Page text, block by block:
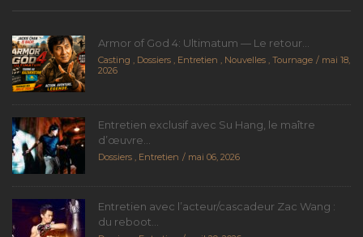
Armor of God 4: Ultimatum — Le retour...
Casting , Dossiers , Entretien , Nouvelles , Tournage
mai 18,
2026
Entretien exclusif avec Su Hang, le maître
d’œuvre...
Dossiers , Entretien mai 06, 2026
Entretien avec l’acteur/cascadeur Zac Wang :
du reboot...